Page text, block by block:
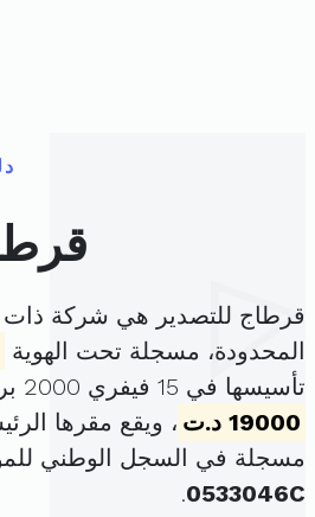
قرطاج للتصدير هي شركة ذات
المحدودة، مسجلة تحت الهوية
تأسيسها في 15 فيفري 2000 برأس مال قدره
19000 د.ت
، ويقع مقرها
مسجلة في السجل الوطني
0533046C
.